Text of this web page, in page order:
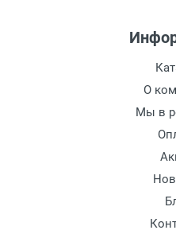
Доставляем
Сдэк до
Доставка
О
Мы в